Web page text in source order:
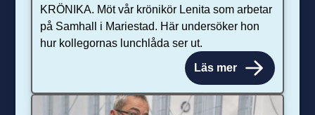
KRÖNIKA. Möt vår krönikör Lenita som arbetar
på Samhall i Mariestad. Här undersöker hon
hur kollegornas lunchlåda ser ut.
Läs mer